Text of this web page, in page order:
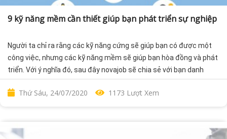
9 kỹ năng mềm cần thiết giúp bạn phát triển sự nghiệp
Người ta chỉ ra rằng các kỹ năng cứng sẽ giúp bạn có được một
công việc, nhưng các kỹ năng mềm sẽ giúp bạn hòa đồng và phát
triển. Với ý nghĩa đó, sau đây novajob sẽ chia sẻ với bạn danh
sách 9 kỹ năng mềm cần thiết hàng đầu để giúp bạn thăng tiến
trong sự nghiệp.
Thứ Sáu, 24/07/2020 1173 Lượt Xem